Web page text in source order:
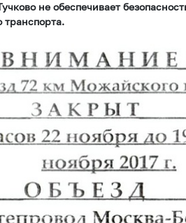
не обеспечивает
транспорта.